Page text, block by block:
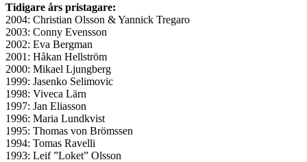
Tidigare års pristagare:
2004: Christian Olsson & Yannick Tregaro
2003: Conny Evensson
2002: Eva Bergman
2001: Håkan Hellström
2000: Mikael Ljungberg
1999: Jasenko Selimovic
1998: Viveca Lärn
1997: Jan Eliasson
1996: Maria Lundkvist
1995: Thomas von Brömssen
1994: Tomas Ravelli
1993: Leif ”Loket” Olsson